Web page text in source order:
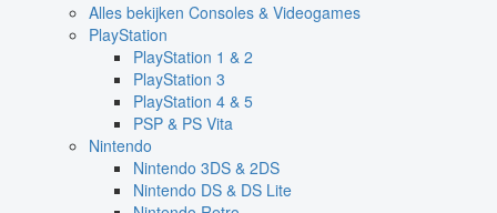
Alles bekijken Consoles & Videogames
PlayStation
PlayStation 1 & 2
PlayStation 3
PlayStation 4 & 5
PSP & PS Vita
Nintendo
Nintendo 3DS & 2DS
Nintendo DS & DS Lite